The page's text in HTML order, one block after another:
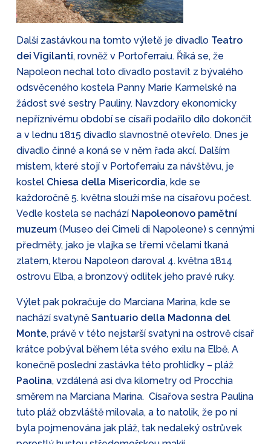
Další zastávkou na tomto výletě je divadlo Teatro
dei Vigilanti, rovněž v Portoferraiu. Říká se, že
Napoleon nechal toto divadlo postavit z bývalého
odsvěceného kostela Panny Marie Karmelské na
žádost své sestry Pauliny. Navzdory ekonomicky
nepříznivému období se císaři podařilo dílo dokončit
a v lednu 1815 divadlo slavnostně otevřelo. Dnes je
divadlo činné a koná se v něm řada akcí. Dalším
místem, které stojí v Portoferraiu za návštěvu, je
kostel Chiesa della Misericordia, kde se
každoročně 5. května slouží mše na císařovu počest.
Vedle kostela se nachází Napoleonovo pamětní
muzeum (Museo dei Cimeli di Napoleone) s cennými
předměty, jako je vlajka se třemi včelami tkaná
zlatem, kterou Napoleon daroval 4. května 1814
ostrovu Elba, a bronzový odlitek jeho pravé ruky.
Výlet pak pokračuje do Marciana Marina, kde se
nachází svatyně Santuario della Madonna del
Monte, právě v této nejstarší svatyni na ostrově císař
krátce pobýval během léta svého exilu na Elbě. A
konečně poslední zastávka této prohlídky – pláž
Paolina, vzdálená asi dva kilometry od Procchia
směrem na Marciana Marina. Císařova sestra Paulina
tuto pláž obzvláště milovala, a to natolik, že po ní
byla pojmenována jak pláž, tak nedaleký ostrůvek